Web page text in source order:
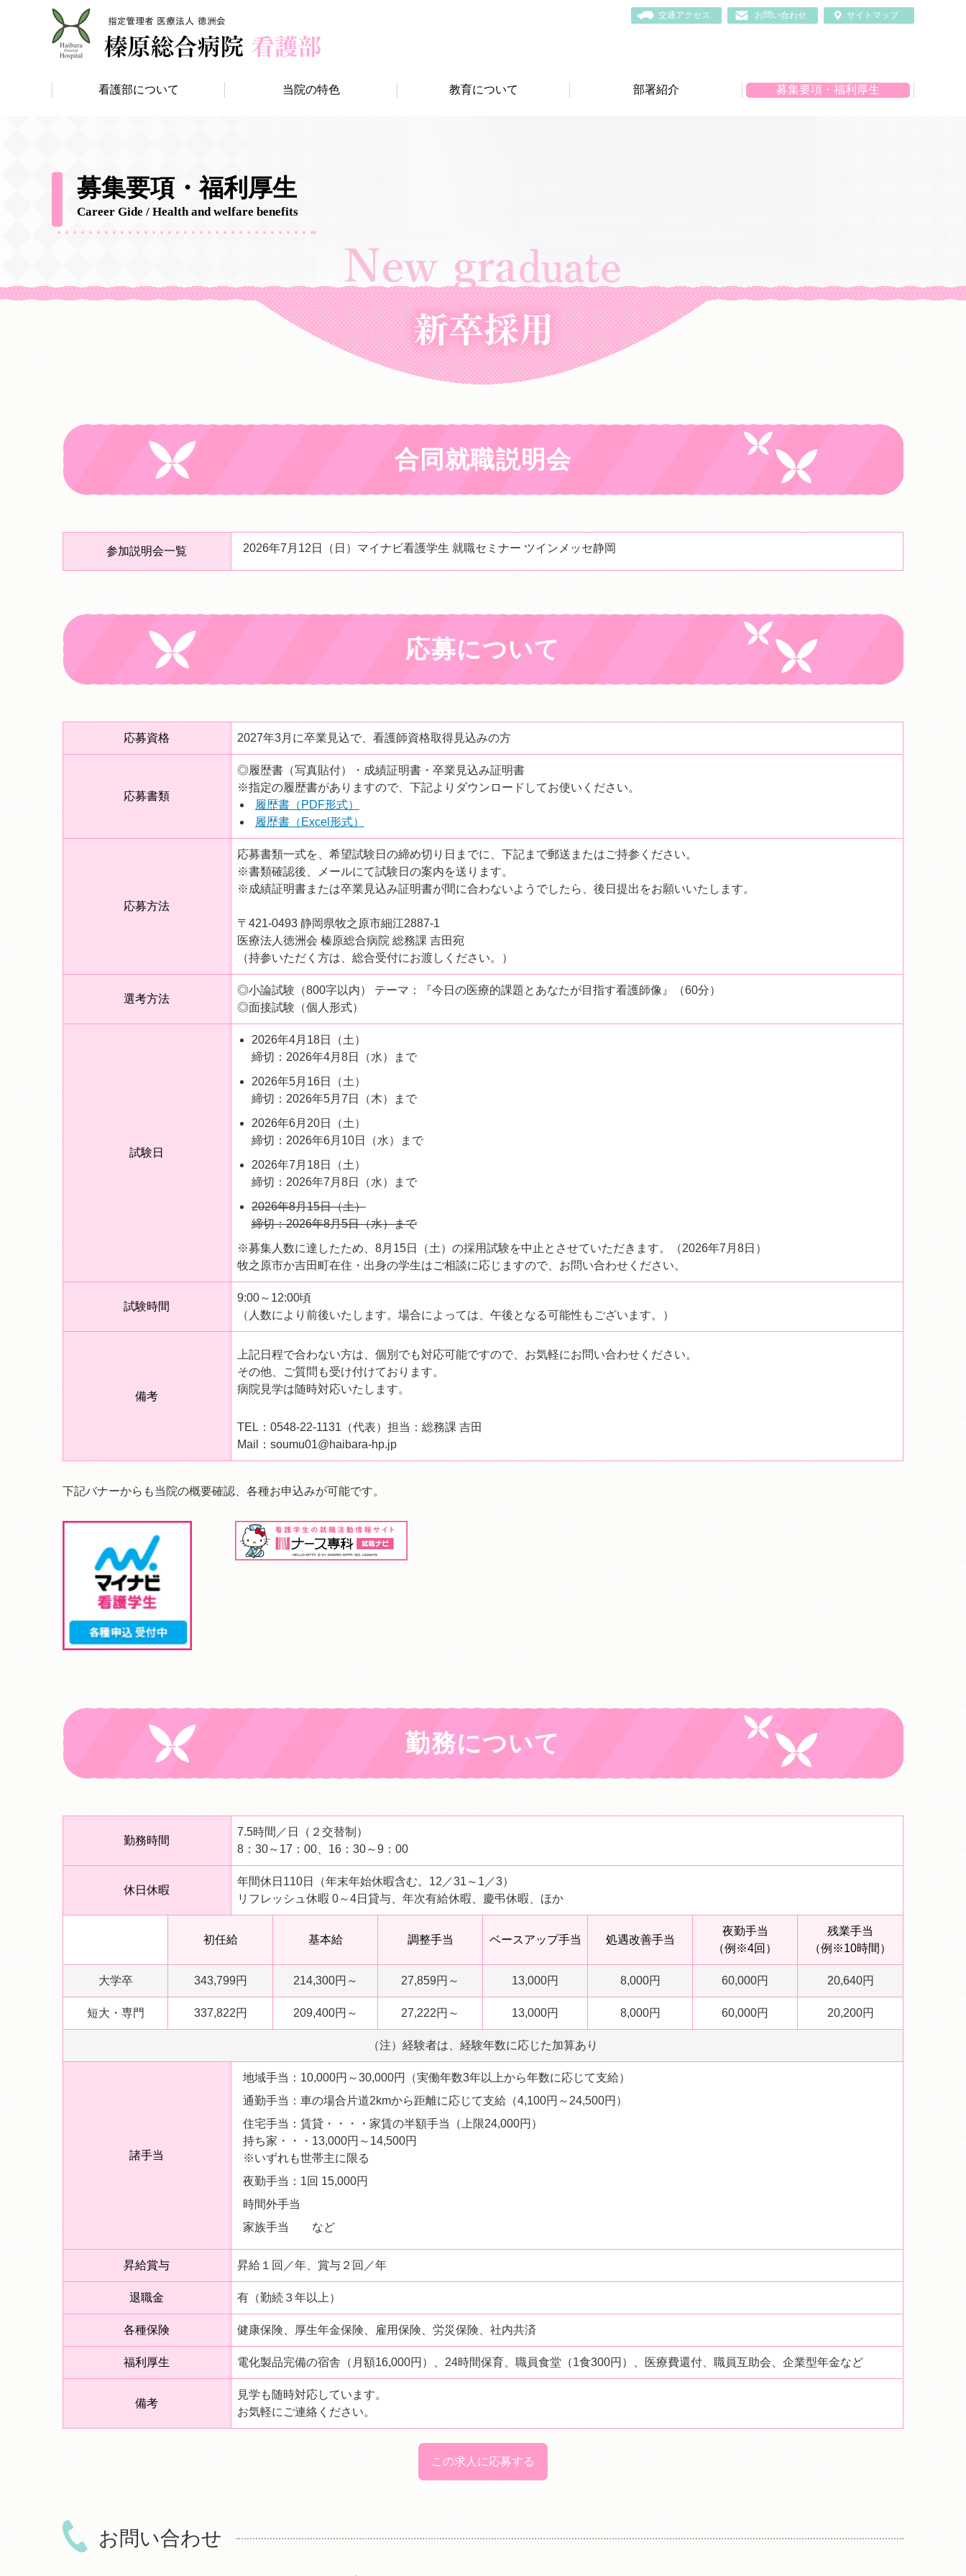
交通アクセス お問い合わせ サイトマップ
看護部について 当院の特色 教育について 部署紹介 募集要項・福利厚生
募集要項・福利厚生
Career Gide / Health and welfare benefits
合同就職説明会
参加説明会一覧 2026年7月12日（日）マイナビ看護学生 就職セミナー ツインメッセ静岡
応募について
応募資格 2027年3月に卒業見込で、看護師資格取得見込みの方
応募書類
◎履歴書（写真貼付）・成績証明書・卒業見込み証明書
※指定の履歴書がありますので、下記よりダウンロードしてお使いください。
履歴書（PDF形式）
履歴書（Excel形式）
応募方法
応募書類一式を、希望試験日の締め切り日までに、下記まで郵送またはご持参ください。
※書類確認後、メールにて試験日の案内を送ります。
※成績証明書または卒業見込み証明書が間に合わないようでしたら、後日提出をお願いいたします。
〒421-0493 静岡県牧之原市細江2887-1
医療法人徳洲会 榛原総合病院 総務課 吉田宛
（持参いただく方は、総合受付にお渡しください。）
選考方法
◎小論試験（800字以内） テーマ：『今日の医療的課題とあなたが目指す看護師像』（60分）
◎面接試験（個人形式）
試験日
2026年4月18日（土）
締切：2026年4月8日（水）まで
2026年5月16日（土）
締切：2026年5月7日（木）まで
2026年6月20日（土）
締切：2026年6月10日（水）まで
2026年7月18日（土）
締切：2026年7月8日（水）まで
2026年8月15日（土）
締切：2026年8月5日（水）まで
※募集人数に達したため、8月15日（土）の採用試験を中止とさせていただきます。（2026年7月8日）
牧之原市か吉田町在住・出身の学生はご相談に応じますので、お問い合わせください。
試験時間
9:00～12:00頃
（人数により前後いたします。場合によっては、午後となる可能性もございます。）
備考
上記日程で合わない方は、個別でも対応可能ですので、お気軽にお問い合わせください。
その他、ご質問も受け付けております。
病院見学は随時対応いたします。
TEL：0548-22-1131（代表）担当：総務課 吉田
Mail：soumu01@haibara-hp.jp
下記バナーからも当院の概要確認、各種お申込みが可能です。
勤務について
勤務時間
7.5時間／日（２交替制）
8：30～17：00、16：30～9：00
休日休暇
年間休日110日（年末年始休暇含む。12／31～1／3）
リフレッシュ休暇 0～4日貸与、年次有給休暇、慶弔休暇、ほか
初任給 基本給 調整手当 ベースアップ手当 処遇改善手当
夜勤手当
（例※4回）
残業手当
（例※10時間）
大学卒 343,799円 214,300円～ 27,859円～ 13,000円 8,000円 60,000円 20,640円
短大・専門 337,822円 209,400円～ 27,222円～ 13,000円 8,000円 60,000円 20,200円
（注）経験者は、経験年数に応じた加算あり
諸手当
地域手当：10,000円～30,000円（実働年数3年以上から年数に応じて支給）
通勤手当：車の場合片道2kmから距離に応じて支給（4,100円～24,500円）
住宅手当：賃貸・・・・家賃の半額手当（上限24,000円）
持ち家・・・13,000円～14,500円
※いずれも世帯主に限る
夜勤手当：1回 15,000円
時間外手当
家族手当 など
昇給賞与 昇給１回／年、賞与２回／年
退職金 有（勤続３年以上）
各種保険 健康保険、厚生年金保険、雇用保険、労災保険、社内共済
福利厚生 電化製品完備の宿舎（月額16,000円）、24時間保育、職員食堂（1食300円）、医療費還付、職員互助会、企業型年金など
備考
見学も随時対応しています。
お気軽にご連絡ください。
この求人に応募する
お問い合わせ